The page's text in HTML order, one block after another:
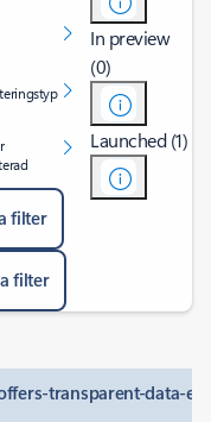
filter
filter
In preview
(0)
Launched (1)
transparent-data-